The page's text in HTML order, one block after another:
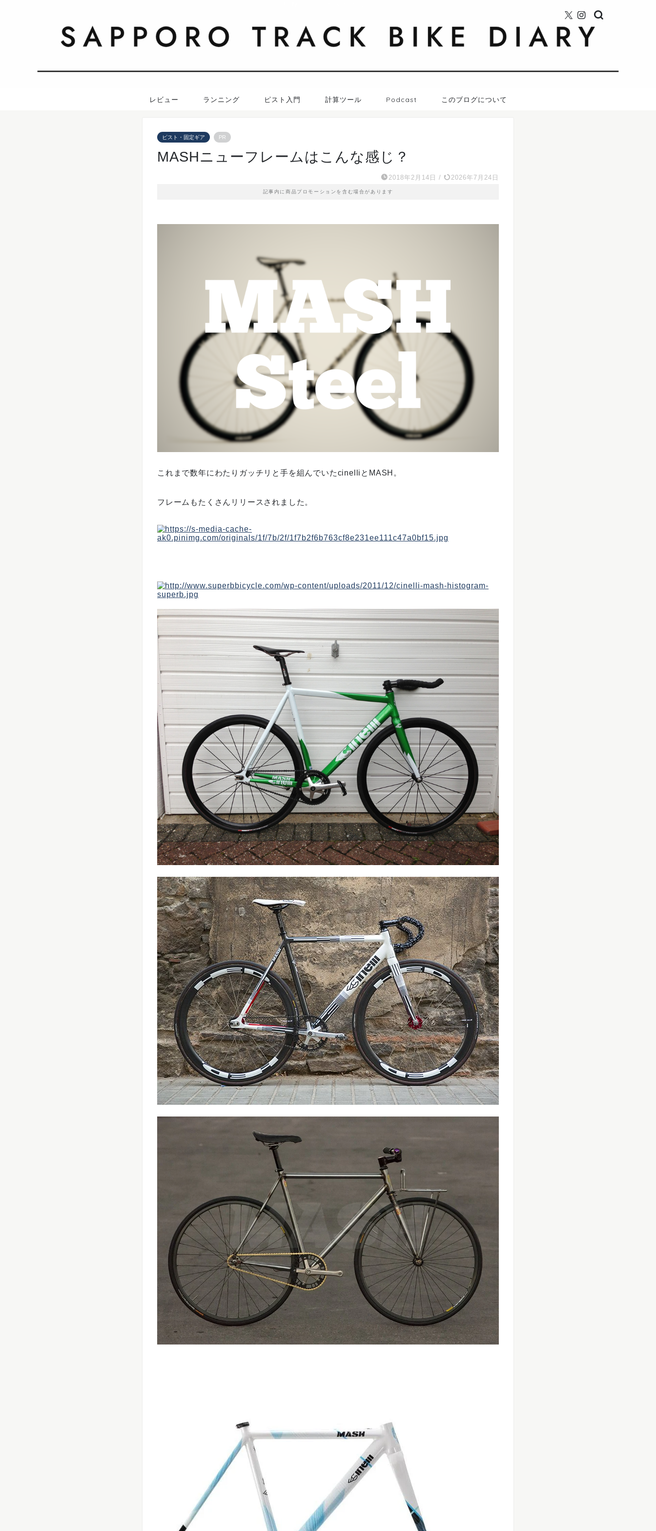
レビュー ランニング ピスト入門 計算ツール Podcast このブログについて
ピスト・固定ギア PR
MASHニューフレームはこんな感じ？
2018年2月14日 / 2026年7月24日
記事内に商品プロモーションを含む場合があります
これまで数年にわたりガッチリと手を組んでいたcinelliとMASH。
フレームもたくさんリリースされました。